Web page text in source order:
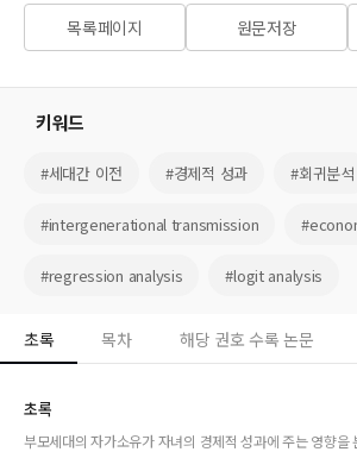
목록페이지 원문저장
키워드
#세대간 이전 #경제적 성과 #회귀분석
#intergenerational transmission
#regression analysis #logit analysis
초록 목차 해당 권호 수록 논문
초록
부모세대의 자가소유가 자녀의 경제적 성과에 주는 영향을